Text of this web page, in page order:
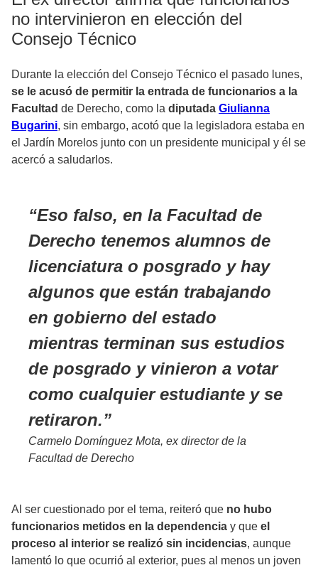
no intervinieron en elección del
Consejo Técnico
Durante la elección del Consejo Técnico el pasado lunes,
se le acusó de permitir la entrada de funcionarios a la
Facultad de Derecho, como la diputada Giulianna
Bugarini, sin embargo, acotó que la legisladora estaba en
el Jardín Morelos junto con un presidente municipal y él se
acercó a saludarlos.
Eso falso, en la Facultad de
Derecho tenemos alumnos de
licenciatura o posgrado y hay
algunos que están trabajando
en gobierno del estado
mientras terminan sus estudios
de posgrado y vinieron a votar
como cualquier estudiante y se
retiraron.
Carmelo Domínguez Mota, ex director de la
Facultad de Derecho
Al ser cuestionado por el tema, reiteró que no hubo
funcionarios metidos en la dependencia y que el
proceso al interior se realizó sin incidencias, aunque
lamentó lo que ocurrió al exterior, pues al menos un joven